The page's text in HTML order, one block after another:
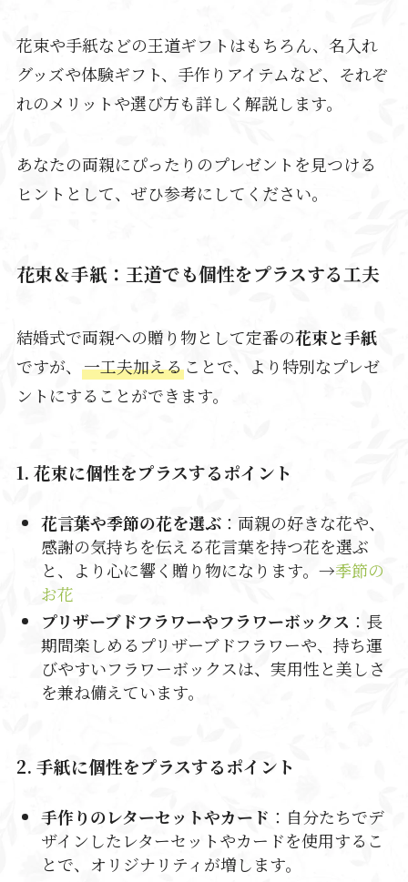
花束や手紙などの王道ギフトはもちろん、名入れ
グッズや体験ギフト、手作りアイテムなど、それぞ
れのメリットや選び方も詳しく解説します。
あなたの両親にぴったりのプレゼントを見つける
ヒントとして、ぜひ参考にしてください。
花束＆手紙：王道でも個性をプラスする工夫
結婚式で両親への贈り物として定番の花束と手紙
ですが、 一工夫加えることで、より特別なプレゼ
ントにすることができます。
1. 花束に個性をプラスするポイント
花言葉や季節の花を選ぶ：両親の好きな花や、
感謝の気持ちを伝える花言葉を持つ花を選ぶ
と、より心に響く贈り物になります。→季節の
お花
プリザーブドフラワーやフラワーボックス ：長
期間楽しめるプリザーブドフラワーや、持ち運
びやすいフラワーボックスは、実用性と美しさ
を兼ね備えています。
2. 手紙に個性をプラスするポイント
手作りのレターセットやカード ：自分たちでデ
ザインしたレターセットやカードを使用するこ
とで、オリジナリティが増します。